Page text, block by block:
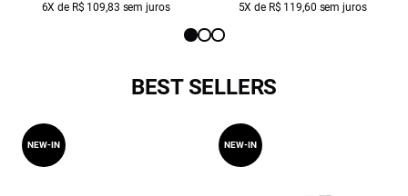
6X de R$ 109,83 sem juros 5X de R$ 119,60 sem juros
BEST SELLERS
NEW-IN NEW-IN